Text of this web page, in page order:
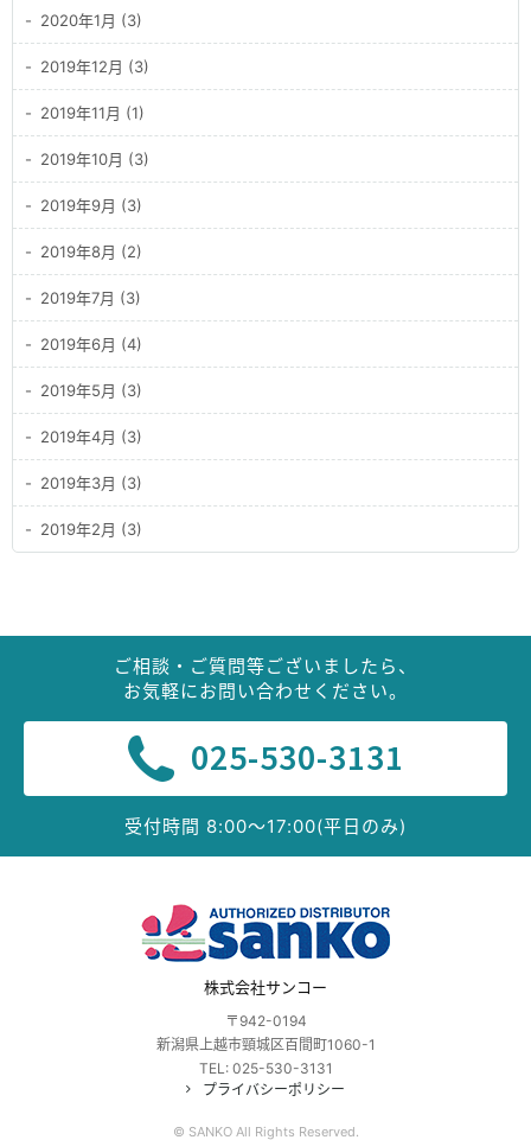
2020年1月 (3)
2019年12月 (3)
2019年11月 (1)
2019年10月 (3)
2019年9月 (3)
2019年8月 (2)
2019年7月 (3)
2019年6月 (4)
2019年5月 (3)
2019年4月 (3)
2019年3月 (3)
2019年2月 (3)
ご相談・ご質問等ございましたら、
お気軽にお問い合わせください。
025-530-3131
受付時間 8:00〜17:00(平日のみ)
株式会社サンコー
〒942-0194
新潟県上越市頸城区百間町1060-1
TEL: 025-530-3131
プライバシーポリシー
© SANKO All Rights Reserved.